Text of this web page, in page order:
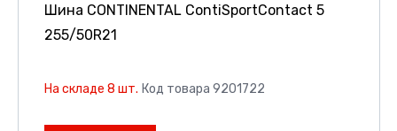
Шина CONTINENTAL ContiSportContact 5
255/50R21
На складе 8 шт. Код товара 9201722